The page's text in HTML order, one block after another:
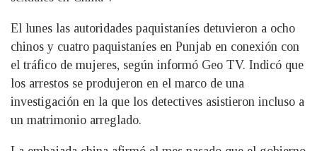
El lunes las autoridades paquistaníes detuvieron a ocho
chinos y cuatro paquistaníes en Punjab en conexión con
el tráfico de mujeres, según informó Geo TV. Indicó que
los arrestos se produjeron en el marco de una
investigación en la que los detectives asistieron incluso a
un matrimonio arreglado.